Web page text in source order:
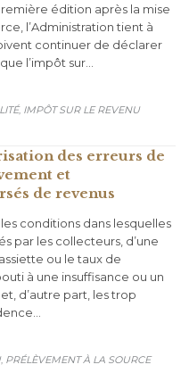
édition après la mise
l’Administration tient à
continuer de déclarer
l’impôt sur…
, IMPÔT SUR LE REVENU
des erreurs de
et
de revenus
conditions dans lesquelles
par les collecteurs, d’une
ou le taux de
à une insuffisance ou un
d’autre part, les trop
, PRÉLÈVEMENT À LA SOURCE